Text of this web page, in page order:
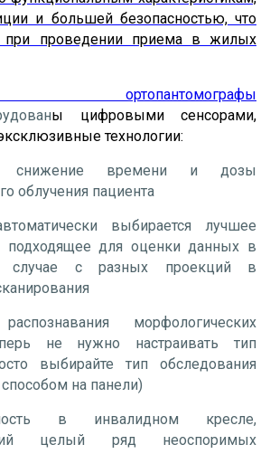
и большей безопасностью, что
при проведении приема в жилых
ортопантомографы
ы цифровыми сенсорами,
технологии:
времени и дозы
облучения пациента
выбирается лучшее
подходящее для оценки данных в
случае с разных проекций в
морфологических
не нужно настраивать тип
выбирайте тип обследования
на панели)
в инвалидном кресле,
целый ряд неоспоримых